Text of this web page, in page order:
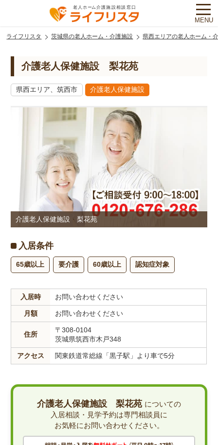
MENU
ライフリスタ 茨城県の老人ホーム・介護施設 県西エリアの老人ホーム・
介護老人保健施設 梨花苑
県西エリア、筑西市 介護老人保健施設
介護老人保健施設 梨花苑
入居条件
65歳以上 要介護 60歳以上 認知症対象
入居時 お問い合わせください
月額 お問い合わせください
住所
〒308-0104
茨城県筑西市木戸348
アクセス 関東鉄道常総線「黒子駅」より車で5分
介護老人保健施設 梨花苑 についての
入居相談・見学予約は専門相談員に
お気軽にお問い合わせください。